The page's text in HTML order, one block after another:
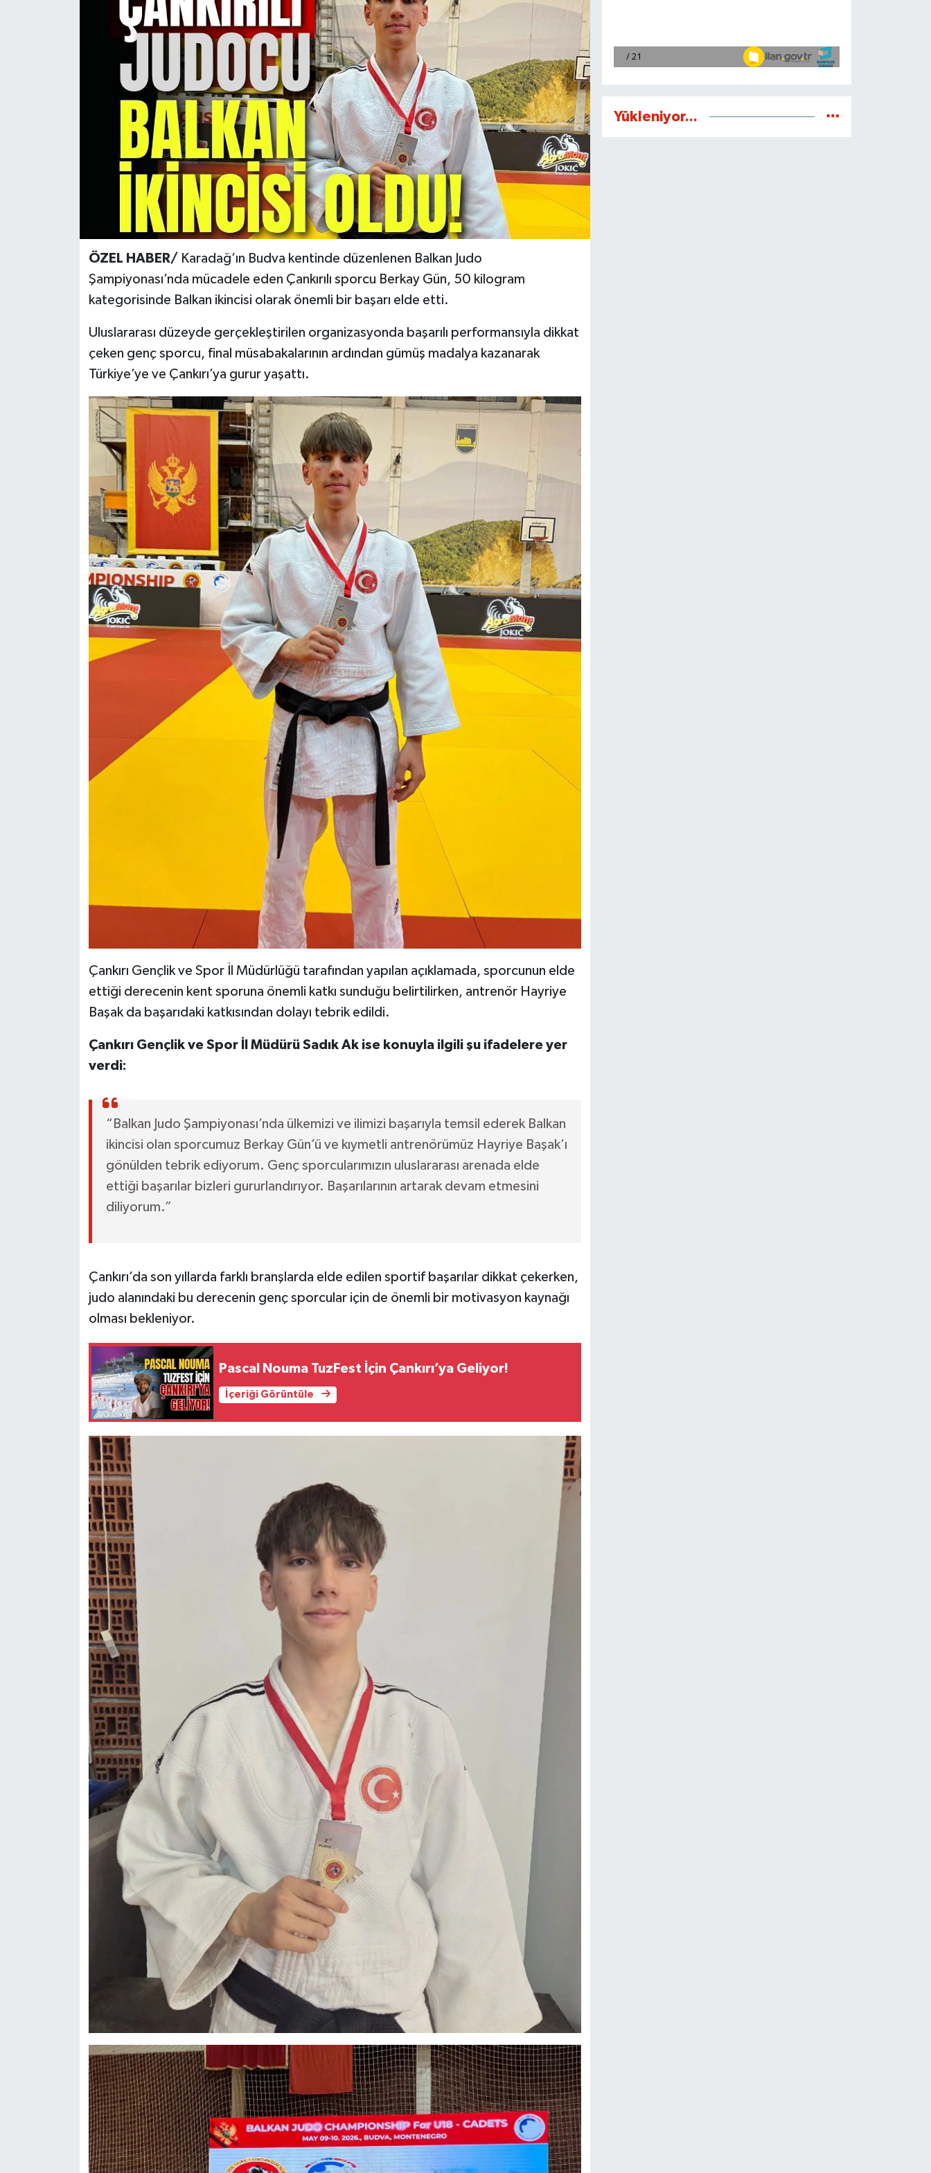
ÖZEL HABER/ Karadağ’ın Budva kentinde düzenlenen Balkan Judo
Şampiyonası’nda mücadele eden Çankırılı sporcu Berkay Gün, 50 kilogram
kategorisinde Balkan ikincisi olarak önemli bir başarı elde etti.
Uluslararası düzeyde gerçekleştirilen organizasyonda başarılı performansıyla dikkat
çeken genç sporcu, final müsabakalarının ardından gümüş madalya kazanarak
Türkiye’ye ve Çankırı’ya gurur yaşattı.
Çankırı Gençlik ve Spor İl Müdürlüğü tarafından yapılan açıklamada, sporcunun elde
ettiği derecenin kent sporuna önemli katkı sunduğu belirtilirken, antrenör Hayriye
Başak da başarıdaki katkısından dolayı tebrik edildi.
Çankırı Gençlik ve Spor İl Müdürü Sadık Ak ise konuyla ilgili şu ifadelere yer
verdi:
“Balkan Judo Şampiyonası’nda ülkemizi ve ilimizi başarıyla temsil ederek Balkan
ikincisi olan sporcumuz Berkay Gün’ü ve kıymetli antrenörümüz Hayriye Başak’ı
gönülden tebrik ediyorum. Genç sporcularımızın uluslararası arenada elde
ettiği başarılar bizleri gururlandırıyor. Başarılarının artarak devam etmesini
diliyorum.”
Çankırı’da son yıllarda farklı branşlarda elde edilen sportif başarılar dikkat çekerken,
judo alanındaki bu derecenin genç sporcular için de önemli bir motivasyon kaynağı
olması bekleniyor.
Pascal Nouma TuzFest İçin Çankırı’ya Geliyor!
İçeriği Görüntüle
Yükleniyor...
KÜLTÜR SANAT
VİZYONDAKİLER